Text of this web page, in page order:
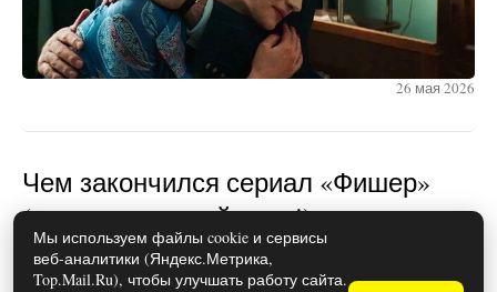
26 мая 2026
Чем закончился сериал «Фишер»
(осторожно, спойлеры!)
Мы используем файлы cookie и сервисы
веб-аналитики (Яндекс.Метрика,
Top.Mail.Ru), чтобы улучшать работу сайта.